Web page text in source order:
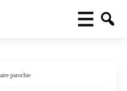
parochie